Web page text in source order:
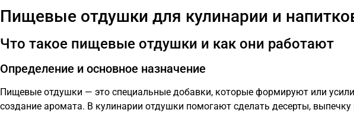
Пищевые отдушки для кулинарии и
Что такое пищевые отдушки и как они работают
Определение и основное назначение
Пищевые отдушки — это специальные добавки, которые формируют или
создание аромата. В кулинарии отдушки помогают сделать десерты,